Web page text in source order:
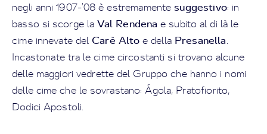
negli anni 1907-’08 è estremamente suggestivo: in
basso si scorge la Val Rendena e subito al di là le
cime innevate del Carè Alto e della Presanella.
Incastonate tra le cime circostanti si trovano alcune
delle maggiori vedrette del Gruppo che hanno i nomi
delle cime che le sovrastano: Ágola, Pratofiorito,
Dodici Apostoli.